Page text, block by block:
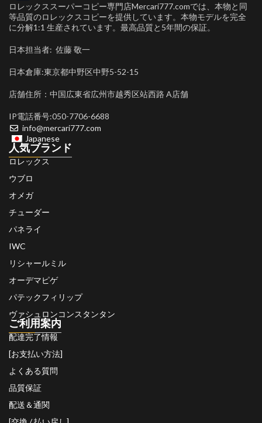
ロレックススーパーコピー専門店Mercari777.comでは、本物と同
等品質のロレックスコピーを提供しています。本物モデルを完全
に分解1:1 生産されています。最高品質と5年間の保証。
日本担当者: 佐藤 敬一
日本倉庫:東京都中野区中野5-52-15
店舗住所：中国広東省広州市越秀区站西路 A店舗
IP電話番号:050-7706-6688
info@mercari777.com
Japanese
人気ブランド
ロレックス
ウブロ
オメガ
チューダー
パネライ
IWC
リシャールミル
オーデマピゲ
パテックフィリップ
ヴァシュロンコンスタンタン
ご利用案内
配達完了情報
[お支払い方法]
よくある質問
品質保証
配送＆通関